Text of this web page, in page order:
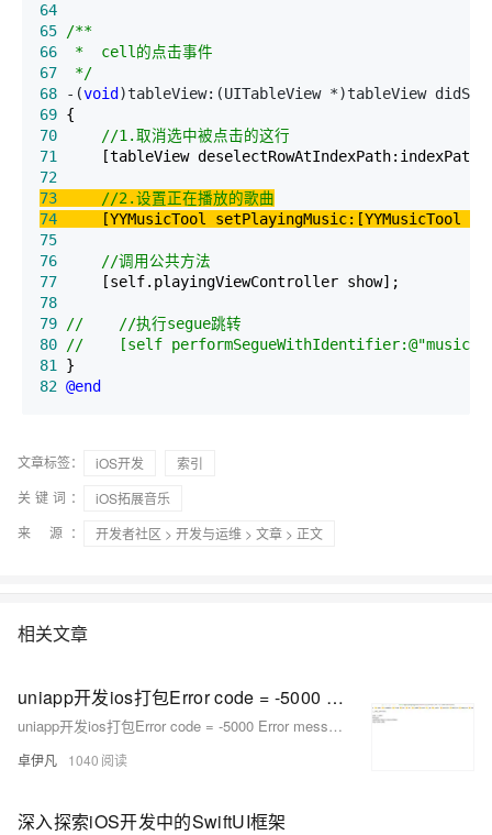
64
65
/*
66
67
*/
68 -(void)tableView:(UITableView *)tableView
69
70
//1.取消选中被点击的这行
71
72
73
//2.设置正在播放的歌曲
74
75
76
//调用公共方法
77
78
79
// //
80
//
[self
81
82 @end
文章标签： iOS开发
索引
关键词：
iOS拓展音乐
来 源：
开发者社区 > 开发与运维 > 文章 > 正文
相关文章
uniapp开发ios打包Error code = -5000 Error message: Error: certificate file(p12) import failed!报错问题如何解决
uniapp开发ios打包Error code = -5000 Error message: Error: certificate file(p12) import failed!报错问题如何解决
卓伊凡 1040
深入探索iOS开发中的SwiftUI框架